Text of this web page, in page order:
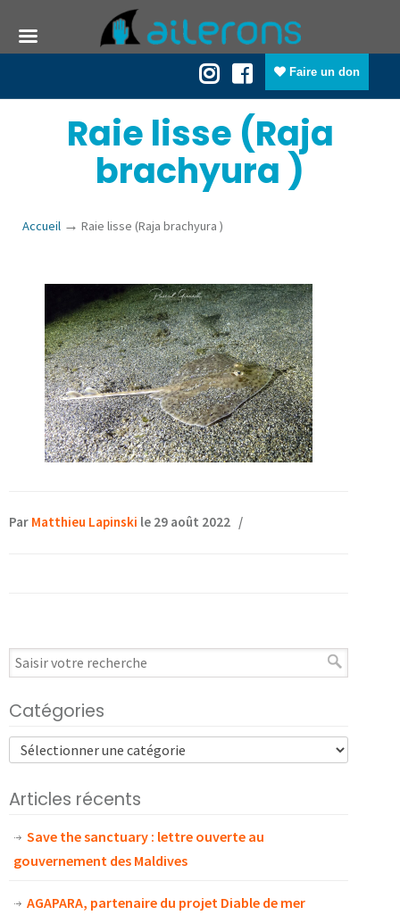
Faire un don
Raie lisse (Raja
brachyura )
Accueil → Raie lisse (Raja brachyura )
Par Matthieu Lapinski le 29 août 2022 /
Catégories
Articles récents
Save the sanctuary : lettre ouverte au
gouvernement des Maldives
AGAPARA, partenaire du projet Diable de mer